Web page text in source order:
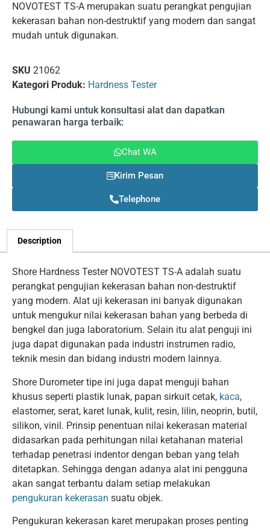
NOVOTEST TS-A merupakan suatu perangkat pengujian
kekerasan bahan non-destruktif yang modern dan sangat
mudah untuk digunakan.
SKU 21062
Kategori Produk: Hardness Tester
Hubungi kami untuk konsultasi alat dan dapatkan
penawaran harga terbaik:
Chat WA
Kirim Pesan
Telephone
Description
Shore Hardness Tester NOVOTEST TS-A adalah suatu
perangkat pengujian kekerasan bahan non-destruktif
yang modern. Alat uji kekerasan ini banyak digunakan
untuk mengukur nilai kekerasan bahan yang berbeda di
bengkel dan juga laboratorium. Selain itu alat penguji ini
juga dapat digunakan pada industri instrumen radio,
teknik mesin dan bidang industri modern lainnya.
Shore Durometer tipe ini juga dapat menguji bahan
khusus seperti plastik lunak, papan sirkuit cetak, kaca,
elastomer, serat, karet lunak, kulit, resin, lilin, neoprin, butil,
silikon, vinil. Prinsip penentuan nilai kekerasan material
didasarkan pada perhitungan nilai ketahanan material
terhadap penetrasi indentor dengan beban yang telah
ditetapkan. Sehingga dengan adanya alat ini pengguna
akan sangat terbantu dalam setiap melakukan
pengukuran kekerasan suatu objek.
Pengukuran kekerasan karet merupakan proses penting